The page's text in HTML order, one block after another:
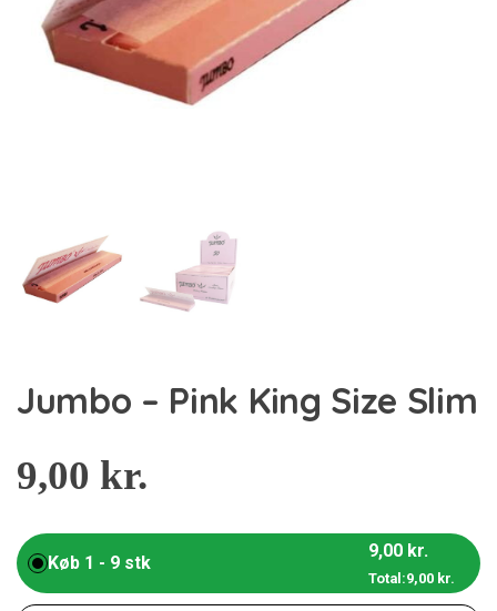
Jumbo – Pink King Size Slim
9,00 kr.
Køb 1 - 9 stk
9,00 kr.
Total:9,00 kr.